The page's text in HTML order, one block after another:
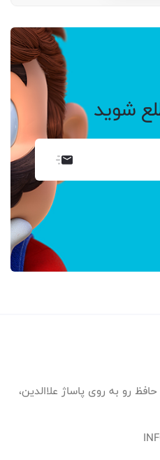
شوید
رو به روی پاساژ علاالدین،